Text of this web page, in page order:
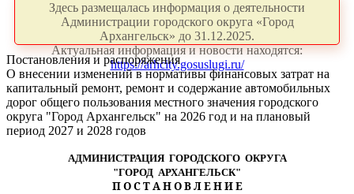
Здесь размещалась информация о деятельности
Администрации городского округа «Город
Архангельск» до 31.12.2025.
Актуальная информация и новости находятся:
https://arhcity.gosuslugi.ru/
Постановления и распоряжения
О внесении изменений в нормативы финансовых затрат на
капитальный ремонт, ремонт и содержание автомобильных
дорог общего пользования местного значения городского
округа "Город Архангельск" на 2026 год и на плановый
период 2027 и 2028 годов
АДМИНИСТРАЦИЯ ГОРОДСКОГО ОКРУГА
"ГОРОД АРХАНГЕЛЬСК"
П О С Т А Н О В Л Е Н И Е